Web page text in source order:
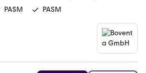
PASM PASM